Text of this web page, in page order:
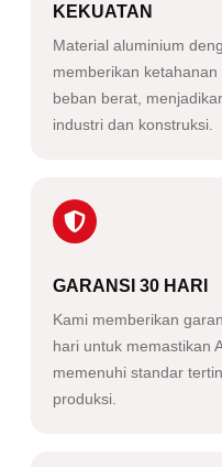
KEKUATAN
Material aluminium
memberikan
beban berat,
industri dan konstruksi.
GARANSI 30 HARI
Kami memberikan
hari untuk memastikan
memenuhi standar
produksi.